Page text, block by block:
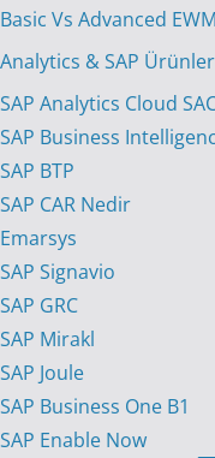
Basic Vs Advanced EWM
Analytics & SAP
SAP Analytics Cloud
SAP Business
SAP BTP
SAP CAR Nedir
Emarsys
SAP Signavio
SAP GRC
SAP Mirakl
SAP Joule
SAP Business One B1
SAP Enable Now